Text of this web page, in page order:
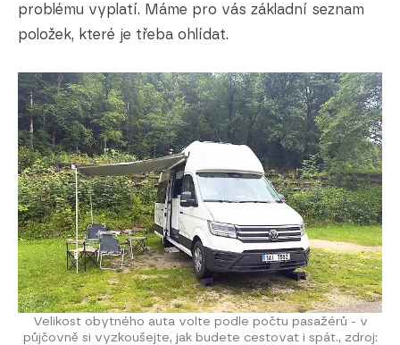
problému vyplatí. Máme pro vás základní seznam
položek, které je třeba ohlídat.
Velikost obytného auta volte podle počtu pasažérů - v
půjčovně si vyzkoušejte, jak budete cestovat i spát., zdroj: